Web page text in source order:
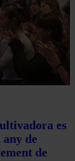
es
any de
de